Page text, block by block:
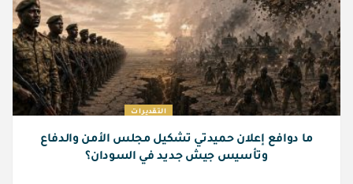
التقديرات
ما دوافع إعلان حميدتي تشكيل مجلس الأمن والدفاع
وتأسيس جيش جديد في السودان؟